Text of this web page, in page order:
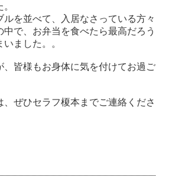
ルを並べて、入居なさっている方々
中で、お弁当を食べたら最高だろう
ました。。
、皆様もお身体に気を付けてお過ご
ぜひセラフ榎本までご連絡くださ